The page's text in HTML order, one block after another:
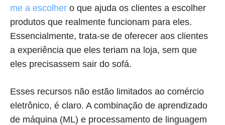
me a escolher o que ajuda os clientes a escolher
produtos que realmente funcionam para eles.
Essencialmente, trata-se de oferecer aos clientes
a experiência que eles teriam na loja, sem que
eles precisassem sair do sofá.
Esses recursos não estão limitados ao comércio
eletrônico, é claro. A combinação de aprendizado
de máquina (ML) e processamento de linguagem